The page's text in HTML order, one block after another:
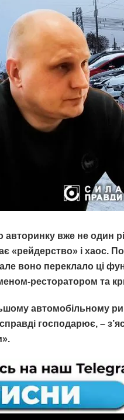
авторинку вже не один
«рейдерство» і хаос.
воно переклало ці
ресторатором та
автомобільному
господарює, –